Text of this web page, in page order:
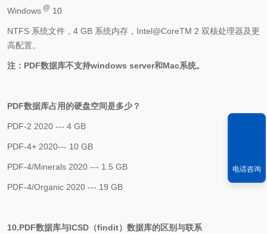
Windows @ 10
NTFS 系统文件， 4 GB 系统内存， Intel@CoreTM 2 双核处理器及更
高配置。
注： PDF数据库不支持windows server和Mac系统。
PDF数据库占用的硬盘空间是多少？
PDF-2 2020 --- 4 GB
PDF-4+ 2020--- 10 GB
PDF-4/Minerals 2020 --- 1.5 GB
PDF-4/Organic 2020 --- 19 GB
10.PDF数据库与ICSD （findit）数据库的区别与联系
电话咨询